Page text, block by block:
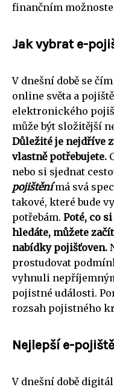
finančním
Jak vybrat e-
V dnešní době se
online světa a
elektronického
může být složitější
Důležité je nejdříve
vlastně potřebujete.
nebo si sjednat
pojištěnímá svá
takové, které bude
potřebám. Poté, co
hledáte, můžete
nabídky pojišťoven.
prostudovat
vyhnuli
pojistné události.
rozsah pojistného
Nejlepší e-
V dnešní době